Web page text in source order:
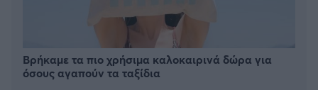
Βρήκαμε τα πιο χρήσιμα καλοκαιρινά δώρα για
όσους αγαπούν τα ταξίδια